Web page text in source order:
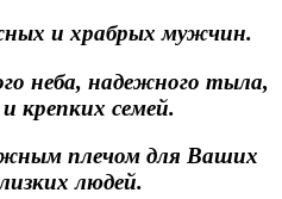
и храбрых мужчин.
неба, надежного тыла,
крепких семей.
плечом для Ваших
людей.